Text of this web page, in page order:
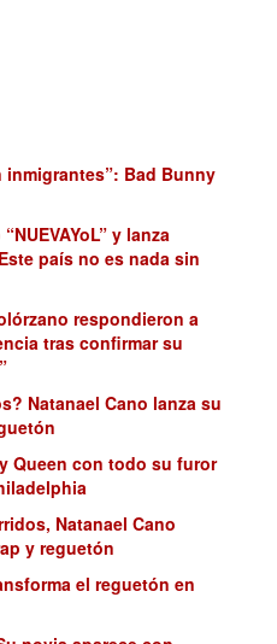
inmigrantes”: Bad Bunny
y lanza
país no es nada sin
respondieron a
tras confirmar su
Natanael Cano lanza su
Queen con todo su furor
Natanael Cano
y reguetón
el reguetón en